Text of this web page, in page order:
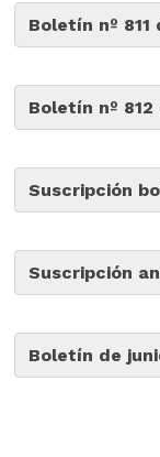
Boletín nº
Boletín nº
Suscripción
Suscripción
Boletín de